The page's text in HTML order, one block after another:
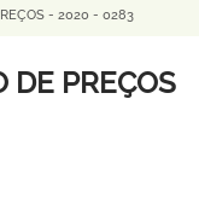
- 2020 - 0283
DE PREÇOS